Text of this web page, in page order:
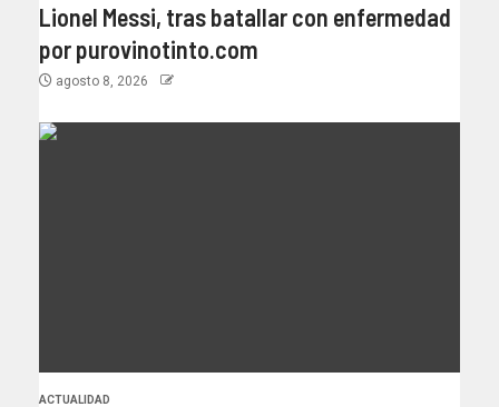
Lionel Messi, tras batallar con enfermedad
por purovinotinto.com
agosto 8, 2026
ACTUALIDAD